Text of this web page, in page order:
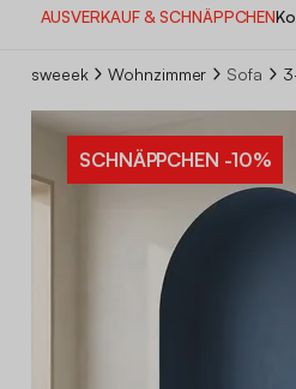
AUSVERKAUF & SCHNÄPPCHEN
sweeek Wohnzimmer Sofa
SCHNÄPPCHEN -10%